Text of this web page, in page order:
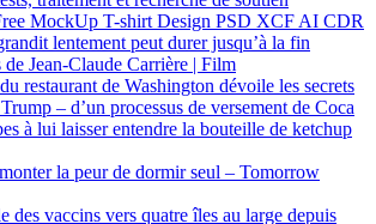
MockUp T-shirt Design PSD XCF AI CDR
lentement peut durer jusqu’à la fin
de Jean-Claude Carrière | Film
restaurant de Washington dévoile les secrets
– d’un processus de versement de Coca
à lui laisser entendre la bouteille de ketchup
la peur de dormir seul – Tomorrow
des vaccins vers quatre îles au large depuis